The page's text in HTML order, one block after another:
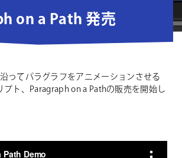
on a Path 発売
ってパラグラフをアニメーションさせる
ト、Paragraph on a Pathの販売を開始し